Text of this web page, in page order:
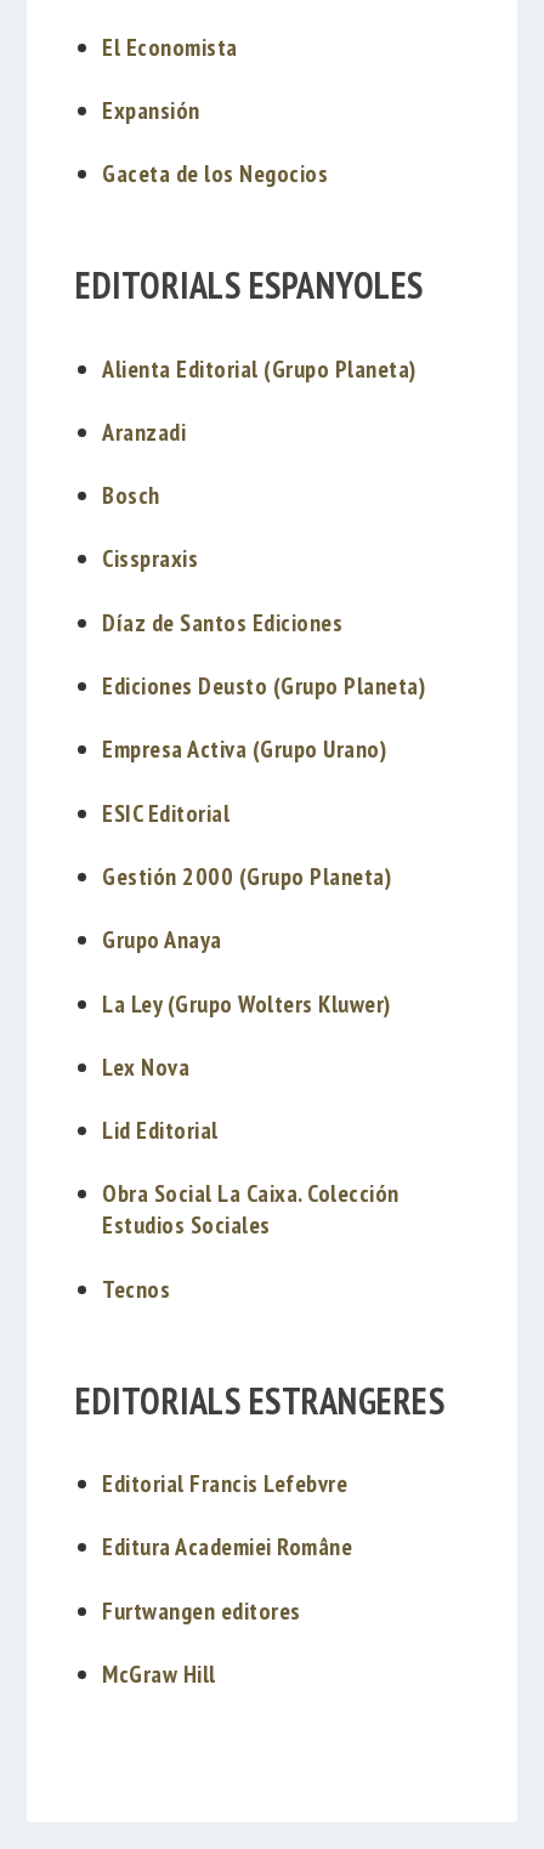
El Economista
Expansión
Gaceta de los Negocios
EDITORIALS ESPANYOLES
Alienta Editorial (Grupo Planeta)
Aranzadi
Bosch
Cisspraxis
Díaz de Santos Ediciones
Ediciones Deusto (Grupo Planeta)
Empresa Activa (Grupo Urano)
ESIC Editorial
Gestión 2000 (Grupo Planeta)
Grupo Anaya
La Ley (Grupo Wolters Kluwer)
Lex Nova
Lid Editorial
Obra Social La Caixa. Colección
Estudios Sociales
Tecnos
EDITORIALS ESTRANGERES
Editorial Francis Lefebvre
Editura Academiei Române
Furtwangen editores
McGraw Hill